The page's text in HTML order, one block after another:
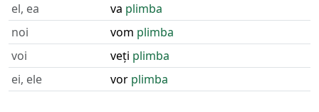
el, ea
va plimba
noi
vom plimba
voi
veți plimba
ei, ele
vor plimba